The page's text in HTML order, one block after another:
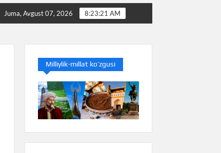
Baliq nimani anglatishini bilasizmi
Juma, Avgust 07, 2026 8:23:22 AM
Milliylik-millat ko’zgusi